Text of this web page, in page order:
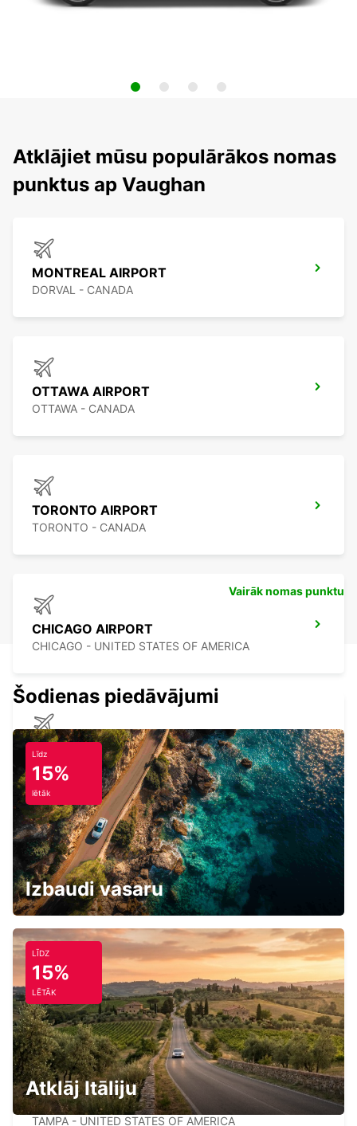
Atklājiet mūsu populārākos nomas
punktus ap Vaughan
MONTREAL AIRPORT
DORVAL - CANADA
OTTAWA AIRPORT
OTTAWA - CANADA
TORONTO AIRPORT
TORONTO - CANADA
CHICAGO AIRPORT
CHICAGO - UNITED STATES OF AMERICA
ATLANTA INTERNATIONAL AIRPORT
ATLANTA - UNITED STATES OF AMERICA
ORLANDO AIRPORT
ORLANDO - UNITED STATES OF AMERICA
PALM BEACH INTERNATIONAL AIRPORT
PALM BEACH - UNITED STATES OF AMERICA
TAMPA AIRPORT
TAMPA - UNITED STATES OF AMERICA
Vairāk nomas punktu
Šodienas piedāvājumi
Līdz
15%
lētāk
Izbaudi vasaru
LĪDZ
15%
LĒTĀK
Atklāj Itāliju